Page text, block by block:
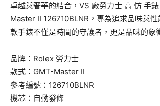
卓越與奢華的結合，VS 廠勞力士 高 仿 手
Master II 126710BLNR，專為追求品味與
款手錶不僅是時間的守護者，更是品味的象
品牌：Rolex 勞力士
款式：GMT-Master II
參考編號：126710BLNR
機芯：自動發條